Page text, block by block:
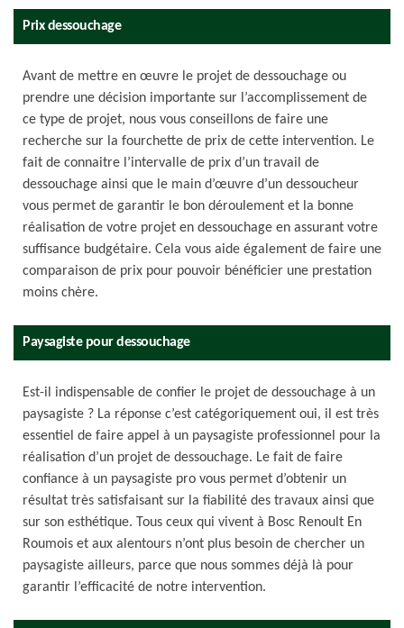
Prix dessouchage
Avant de mettre en œuvre le projet de dessouchage ou
prendre une décision importante sur l’accomplissement de
ce type de projet, nous vous conseillons de faire une
recherche sur la fourchette de prix de cette intervention. Le
fait de connaitre l’intervalle de prix d’un travail de
dessouchage ainsi que le main d’œuvre d’un dessoucheur
vous permet de garantir le bon déroulement et la bonne
réalisation de votre projet en dessouchage en assurant votre
suffisance budgétaire. Cela vous aide également de faire une
comparaison de prix pour pouvoir bénéficier une prestation
moins chère.
Paysagiste pour dessouchage
Est-il indispensable de confier le projet de dessouchage à un
paysagiste ? La réponse c’est catégoriquement oui, il est très
essentiel de faire appel à un paysagiste professionnel pour la
réalisation d’un projet de dessouchage. Le fait de faire
confiance à un paysagiste pro vous permet d’obtenir un
résultat très satisfaisant sur la fiabilité des travaux ainsi que
sur son esthétique. Tous ceux qui vivent à Bosc Renoult En
Roumois et aux alentours n’ont plus besoin de chercher un
paysagiste ailleurs, parce que nous sommes déjà là pour
garantir l’efficacité de notre intervention.